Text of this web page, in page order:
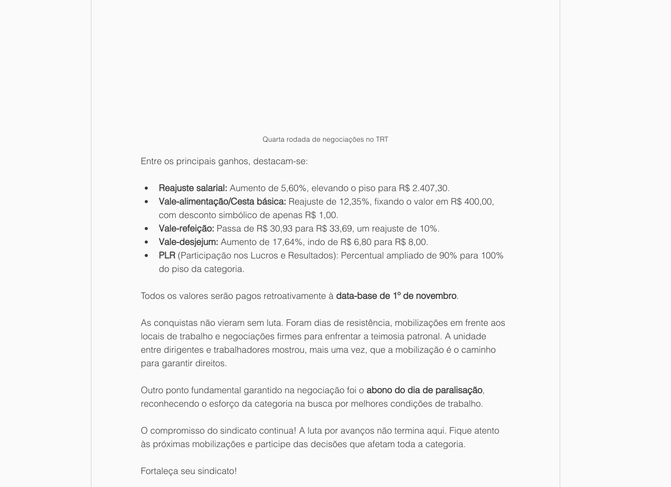
Quarta rodada de negociações no TRT
Entre os principais ganhos, destacam-se:
Reajuste salarial: Aumento de 5,60%, elevando o piso para R$ 2.407,30.
Vale-alimentação/Cesta básica: Reajuste de 12,35%, fixando o valor em R$ 400,00,
com desconto simbólico de apenas R$ 1,00.
Vale-refeição: Passa de R$ 30,93 para R$ 33,69, um reajuste de 10%.
Vale-desjejum: Aumento de 17,64%, indo de R$ 6,80 para R$ 8,00.
PLR (Participação nos Lucros e Resultados): Percentual ampliado de 90% para 100%
do piso da categoria.
Todos os valores serão pagos retroativamente à data-base de 1º de novembro.
As conquistas não vieram sem luta. Foram dias de resistência, mobilizações em frente aos
locais de trabalho e negociações firmes para enfrentar a teimosia patronal. A unidade
entre dirigentes e trabalhadores mostrou, mais uma vez, que a mobilização é o caminho
para garantir direitos.
Outro ponto fundamental garantido na negociação foi o abono do dia de paralisação,
reconhecendo o esforço da categoria na busca por melhores condições de trabalho.
O compromisso do sindicato continua! A luta por avanços não termina aqui. Fique atento
às próximas mobilizações e participe das decisões que afetam toda a categoria.
Fortaleça seu sindicato!